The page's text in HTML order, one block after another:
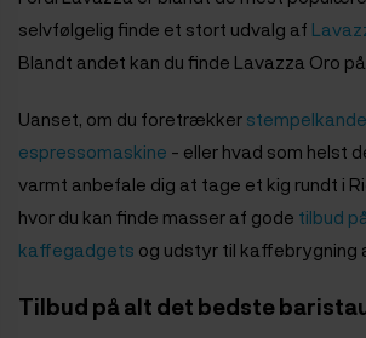
selvfølgelig finde et stort udvalg af
Blandt andet kan du finde Lavazza Oro
Uanset, om du foretrækker stempelkande
espressomaskine - eller hvad som helst
varmt anbefale dig at tage et kig rundt i
hvor du kan finde masser af gode tilbud
kaffegadgets og udstyr til kaffebrygning
Tilbud på alt det bedste